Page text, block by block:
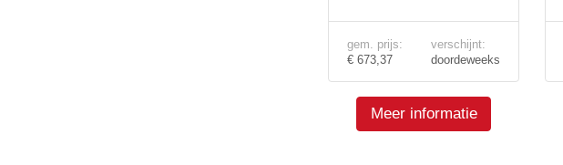
gem. prijs:
€ 673,37
verschijnt:
doordeweeks
Meer informatie